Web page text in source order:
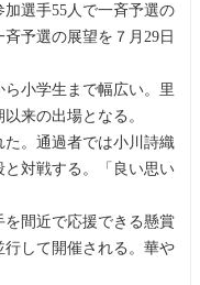
選手55人で一斉予選の
予選の展望を７月29日
小学生まで幅広い。里
来の出場となる。
。通過者では小川詩織
対戦する。「良い思い
間近で応援できる懸賞
して開催される。華や